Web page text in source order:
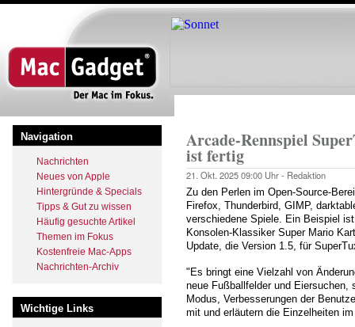
Direkt
zum
Navigation
Nachrichten
Neues von Apple
Hintergründe & Specials
Tipps & Gut zu wissen
Häufig gesuchte Artikel
Themen im Fokus
Kostenfreie Mac-Apps
Nachrichten-Archiv
Wichtige Links
Arcade-Rennspiel
ist fertig
21. Okt. 202509:00 Uhr - Redaktion
Zu den Perlen im Open-Source-
Firefox, Thunderbird, GIMP,
verschiedene Spiele. Ein Beispiel
Konsolen-Klassiker Super Mario
Update, die Version 1.5, für
"Es bringt eine Vielzahl von
neue Fußballfelder und Eiersuchen,
Modus, Verbesserungen der
mit und erläutern die Einzelheiten